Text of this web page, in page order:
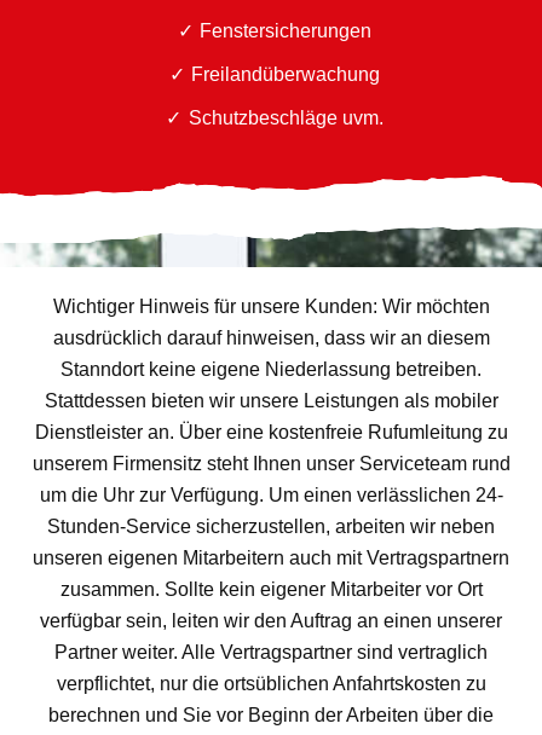
Fenstersicherungen
Freilandüberwachung
Schutzbeschläge uvm.
Wichtiger Hinweis für unsere Kunden: Wir möchten
ausdrücklich darauf hinweisen, dass wir an diesem
Stanndort keine eigene Niederlassung betreiben.
Stattdessen bieten wir unsere Leistungen als mobiler
Dienstleister an. Über eine kostenfreie Rufumleitung zu
unserem Firmensitz steht Ihnen unser Serviceteam rund
um die Uhr zur Verfügung. Um einen verlässlichen 24-
Stunden-Service sicherzustellen, arbeiten wir neben
unseren eigenen Mitarbeitern auch mit Vertragspartnern
zusammen. Sollte kein eigener Mitarbeiter vor Ort
verfügbar sein, leiten wir den Auftrag an einen unserer
Partner weiter. Alle Vertragspartner sind vertraglich
verpflichtet, nur die ortsüblichen Anfahrtskosten zu
berechnen und Sie vor Beginn der Arbeiten über die